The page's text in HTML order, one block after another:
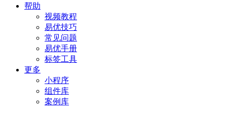
帮助
视频教程
易优技巧
常见问题
易优手册
标签工具
更多
小程序
组件库
案例库